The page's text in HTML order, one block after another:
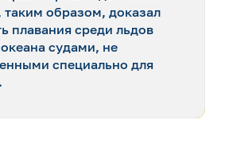
образом, доказал
плавания среди льдов
судами, не
специально для